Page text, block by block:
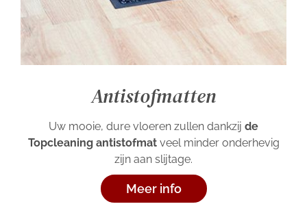
Antistofmatten
Uw mooie, dure vloeren zullen dankzij de
Topcleaning antistofmatveel minder onderhevig
zijn aan slijtage.
Meer info